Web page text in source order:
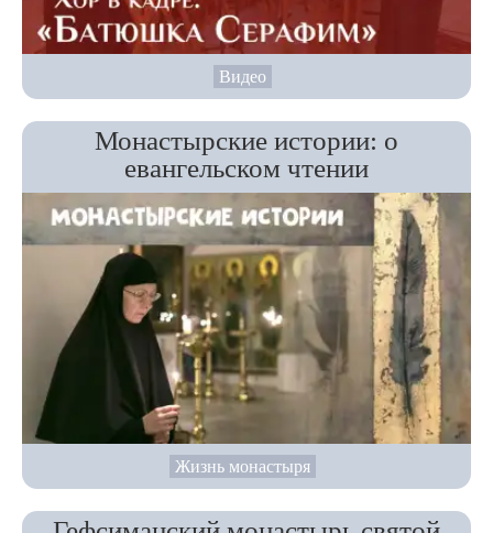
Видео
Монастырские истории: о
евангельском чтении
Жизнь монастыря